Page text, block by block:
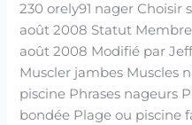
230 orely91 nager Choisir
août 2008 Statut
août 2008 Modifié par
Muscler jambes Muscles
piscine Phrases nageurs
bondée Plage ou piscine